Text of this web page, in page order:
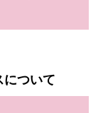
について